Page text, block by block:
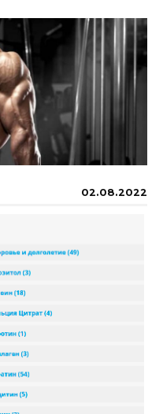
02.08.2022